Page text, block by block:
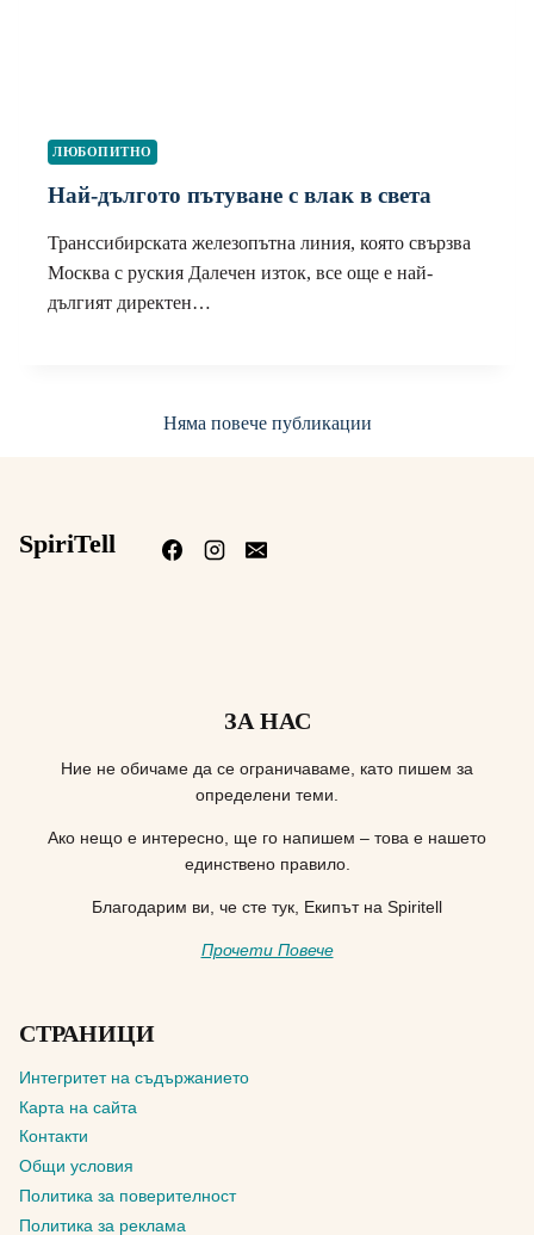
ЛЮБОПИТНО
Най-дългото пътуване с влак в света
Транссибирската железопътна линия, която свързва
Москва с руския Далечен изток, все още е най-
дългият директен…
Няма повече публикации
SpiriTell
ЗА НАС
Ние не обичаме да се ограничаваме, като пишем за
определени теми.
Ако нещо е интересно, ще го напишем – това е нашето
единствено правило.
Благодарим ви, че сте тук, Екипът на Spiritell
Прочети Повече
СТРАНИЦИ
Интегритет на съдържанието
Карта на сайта
Контакти
Общи условия
Политика за поверителност
Политика за реклама